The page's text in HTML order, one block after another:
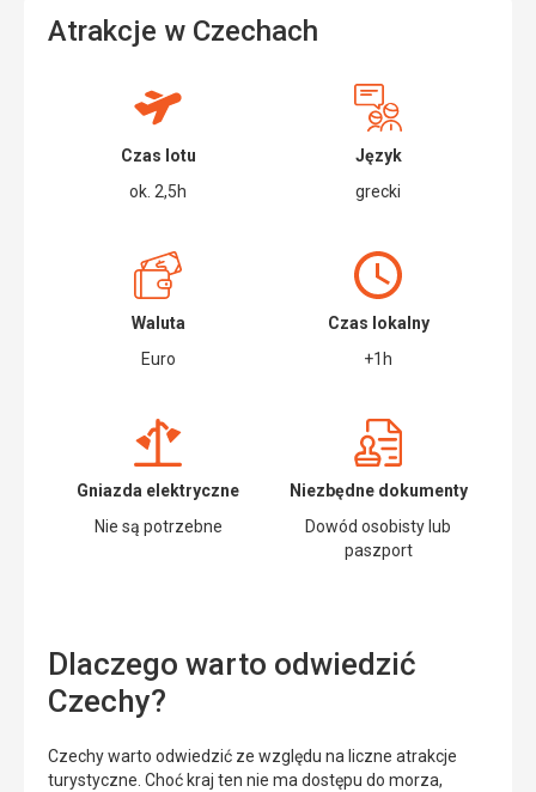
Atrakcje w Czechach
Czas lotu
ok. 2,5h
Język
grecki
Waluta
Euro
Czas lokalny
+1h
Gniazda elektryczne
Nie są potrzebne
Niezbędne dokumenty
Dowód osobisty lub
paszport
Dlaczego warto odwiedzić
Czechy?
Czechy warto odwiedzić ze względu na liczne atrakcje
turystyczne. Choć kraj ten nie ma dostępu do morza,